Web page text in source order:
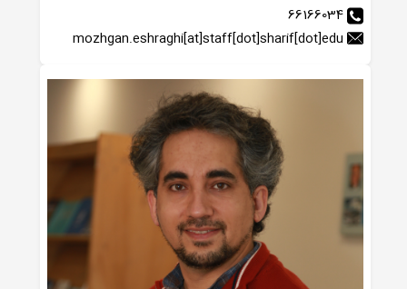
66166034
mozhgan.eshraghi[at]staff[dot]sharif[dot]edu